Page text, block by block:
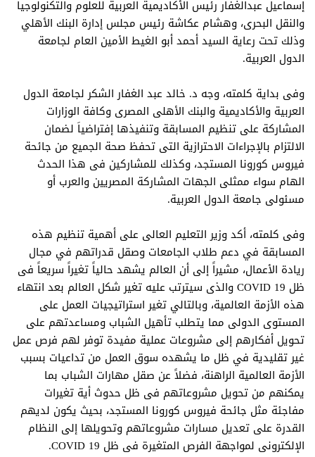
إسماعيل عبدالغفار رئيس الأكاديمية العربية للعلوم والتكنولوجيا
والنقل البحرى، وهشام عكاشة رئيس مجلس إدارة البنك الأهلي
وذلك تحت رعاية السيد أحمد أبو الغيط الأمين العام لجامعة
الدول العربية.
وفى بداية كلمته، وجه د. خالد عبد الغفار الشكر لجامعة الدول
العربية والأكاديمية والبنك الأهلى المصرى وكافة الوزارات
المشاركة على تنظيم المسابقة وتنفيذها إفتراضياَ لضمان
الالتزام بالإجراءات الاحترازية التى تحفظ صحة الجميع من جائحة
فيروس كورونا المستجد، وكذلك للمشاركين فى هذا الحدث
الهام سواء ممثلى الجهات المشاركة المصريين والعرب أو
مسئولى جامعة الدول العربية.
وفى كلمته، أكد وزير التعليم العالى على أهمية تنظيم هذه
المسابقة في دعم طلاب الجامعات وصقل قدراتهم في مجال
ريادة الأعمال، مشيراً إلى أن العالم يشهد حالياً تغيراً سريعاً فى
ظل COVID 19والذى سيترتب عليه تغير شكل العالم بعد انتهاء
هذه الأزمة العالمية، وبالتالي تغير استراتيجيات العمل على
المستوى الدولى مما يتطلب تأهيل الشباب ومساعدتهم على
تحويل أفكارهم إلى مشروعات عملية مفيدة توفر لهم فرص عمل
غير تقليدية في ظل ما يشهده سوق العمل من تداعيات بسبب
الأزمة العالمية الراهنة، فضلاً عن صقل مهارات الشباب بما
يمكنهم من تحويل مشروعاتهم فى ظل حدوث أية تغيرات
مفاجئة مثل جائحة فيروس كورونا المستجد، بحيث يكون لديهم
القدرة على تعديل مسارات مشروعاتهم وتحويلها إلى النظام
الإلكترونى لمواجهة الفرص المتغيرة فى ظل COVID 19
.